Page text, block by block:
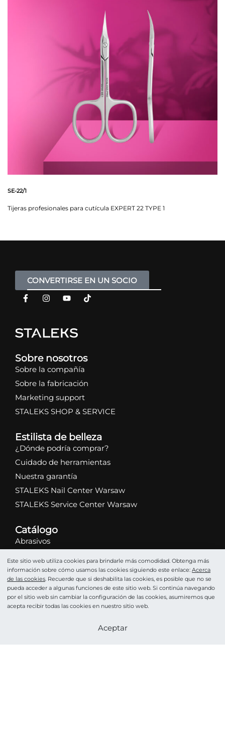
SE-22/1
Tijeras profesionales para cutícula EXPERT 22 TYPE 1
CONVERTIRSE EN UN SOCIO
Sobre nosotros
Sobre la compañía
Sobre la fabricación
Marketing support
STALEKS SHOP & SERVICE
Estilista de belleza
¿Dónde podría comprar?
Cuidado de herramientas
Nuestra garantía
STALEKS Nail Center Warsaw
STALEKS Service Center Warsaw
Catálogo
Abrasivos
Alicates
Brocas para clavos
Pinzas
Empujador
Convertirse en un socio
Este sitio web utiliza cookies para brindarle más comodidad. Obtenga más
información sobre cómo usamos las cookies siguiendo este enlace:Acerca
de las cookies. Recuerde que si deshabilita las cookies, es posible que no se
pueda acceder a algunas funciones de este sitio web. Si continúa navegando
por el sitio web sin cambiar la configuración de las cookies, asumiremos que
acepta recibir todas las cookies en nuestro sitio web.
Aceptar